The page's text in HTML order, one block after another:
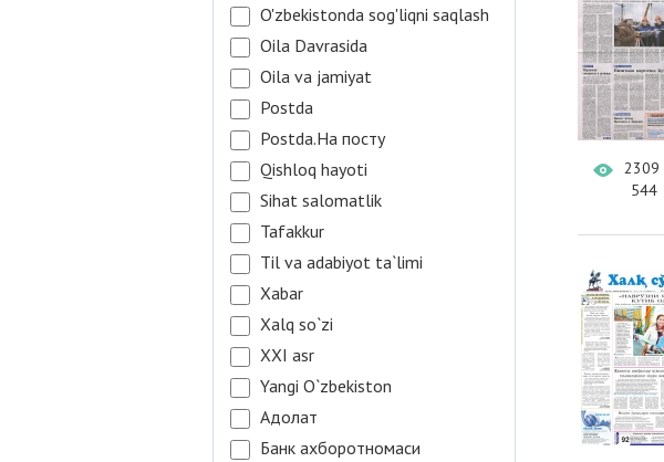
2309
544
O'zbekistonda sog'liqni saqlash
Oila Davrasida
Oila va jamiyat
Postda
Postda.На посту
Qishloq hayoti
Sihat salomatlik
Tafakkur
Til va adabiyot ta`limi
Xabar
Xalq so`zi
XXI asr
Yangi O`zbekiston
Адолат
Банк ахборотномаси